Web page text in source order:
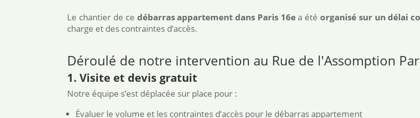
Le chantier de ce débarras appartement dans Paris 16ea été organisé sur un délai
charge et des contraintes d’accès.
Déroulé de notre intervention au Rue de l'Assomption
1. Visite et devis gratuit
Notre équipe s’est déplacée sur place pour :
Évaluer le volume et les contraintes d’accès pour le débarras appartement